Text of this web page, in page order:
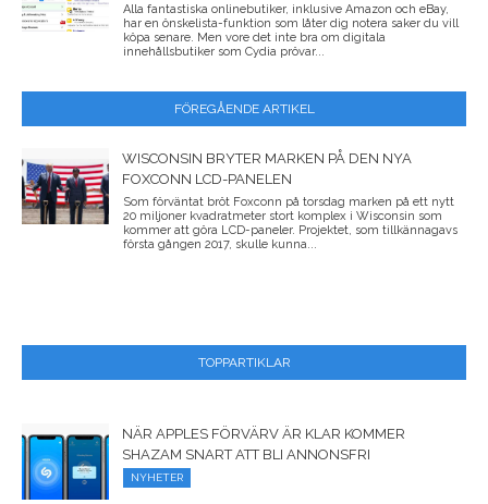
Alla fantastiska onlinebutiker, inklusive Amazon och eBay,
har en önskelista-funktion som låter dig notera saker du vill
köpa senare. Men vore det inte bra om digitala
innehållsbutiker som Cydia prövar...
FÖREGÅENDE ARTIKEL
WISCONSIN BRYTER MARKEN PÅ DEN NYA
FOXCONN LCD-PANELEN
Som förväntat bröt Foxconn på torsdag marken på ett nytt
20 miljoner kvadratmeter stort komplex i Wisconsin som
kommer att göra LCD-paneler. Projektet, som tillkännagavs
första gången 2017, skulle kunna...
TOPPARTIKLAR
NÄR APPLES FÖRVÄRV ÄR KLAR KOMMER
SHAZAM SNART ATT BLI ANNONSFRI
NYHETER